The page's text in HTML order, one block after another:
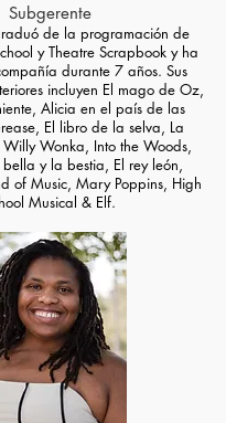
Subgerente
de la programación de
y Theatre Scrapbook y ha
durante 7 años. Sus
incluyen El mago de Oz,
Alicia en el país de las
El libro de la selva, La
Willy Wonka, Into the Woods,
bella y la bestia, El rey león,
of Music, Mary Poppins, High
Musical & Elf.